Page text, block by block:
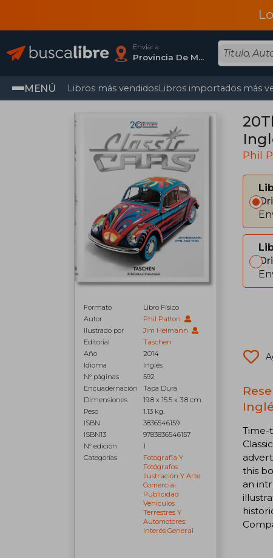
Enviar a
Provincia De Madrid
MENÚ Libros más vendidosLibros importados más
Formato
Libro Físico
Autor
Phil Patton
Ilustrado por
Jim Heimann
Editorial
Taschen
Año
2014
Idioma
Inglés
N° páginas
592
Encuadernación
Tapa Dura
Dimensiones
19.8 x 15.5 x 3.8 cm
Peso
1.13 kg.
ISBN
3836546159
ISBN13
9783836546157
N° edición
1
Categorías
Fotografía Y
Fotógrafos
Ilustración Y Arte
Comercial
Publicidad
Vehículos
Terrestres Y
Automotores:
Interés General
Phil
Time-
this
an